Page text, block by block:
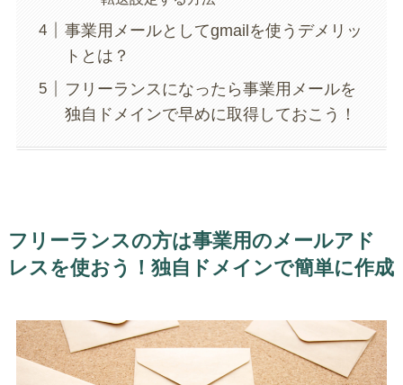
事業用メールとしてgmailを使うデメリッ
トとは？
フリーランスになったら事業用メールを
独自ドメインで早めに取得しておこう！
フリーランスの方は事業用のメールアド
レスを使おう！独自ドメインで簡単に作成